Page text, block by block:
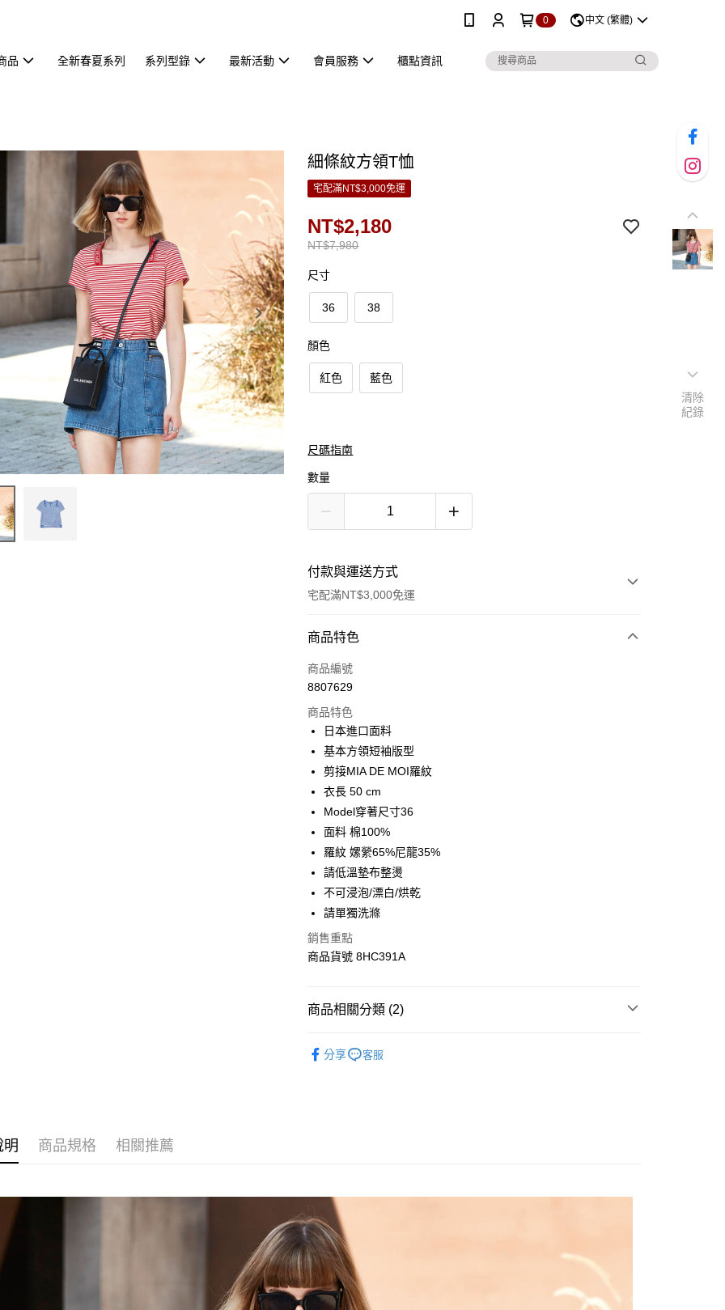
0 中文 (繁體)
品 全新春夏系列 系列型錄 最新活動 會員服務 櫃點資訊
細條紋方領T恤
宅配滿NT$3,000免運
NT$7,980
NT$2,180
尺寸
36 38
顏色
紅色 藍色
尺碼指南
數量
付款與運送方式
宅配滿NT$3,000免運
付款方式
信用卡一次付款
Apple Pay
街口支付
悠遊付
Google Pay
全盈+PAY
AFTEE先享後付
相關說明
【關於「AFTEE先享後付」】
便利好安心！
１．簡單：不需註冊會員、不需綁卡、不需儲值。
【「AFTEE先享後付」結帳流程】
２．訂單成立數日內，您將收到繳費通知簡訊。
【注意事項】
１．透過由恩沛科技股份有限公司提供之「AFTEE先享後付」服務完成之
交易，需依本服務之必要範圍內提供個人資料，並將交易相關給付款項請
求債權轉讓予恩沛科技股份有限公司。
２．關於個人資料處理事宜，請瀏覽以下網址：
https://aftee.tw/terms/#terms3
３．未成年的使用者請事先徵得法定代理人或監護人之同意方可使用
「AFTEE先享後付」，若未經同意申辦者引起之損失，本公司不負相關責
ATM付款
宅配
商品特色
商品編號
8807629
商品特色
日本進口面料
基本方領短袖版型
剪接MIA DE MOI羅紋
衣長 50 cm
Model穿著尺寸36
面料 棉100%
羅紋 嫘縈65%尼龍35%
請低溫墊布整燙
不可浸泡/漂白/烘乾
請單獨洗滌
銷售重點
商品貨號 8HC391A
商品相關分類 (2)
分享 客服
明 商品規格 相關推薦
清除
紀錄